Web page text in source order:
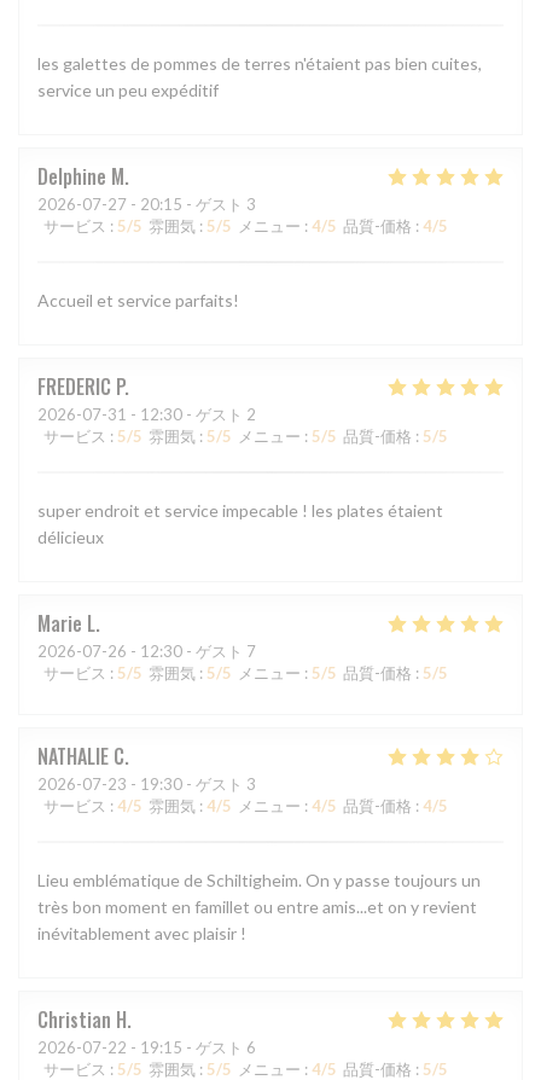
les galettes de pommes de terres n'étaient pas bien cuites,
service un peu expéditif
Delphine M
2026-07-27 - 20:15 - ゲスト 3
サービス : 5/5 雰囲気 : 5/5 メニュー : 4/5 品質-価格 : 4/5
Accueil et service parfaits!
FREDERIC P
2026-07-31 - 12:30 - ゲスト 2
サービス : 5/5 雰囲気 : 5/5 メニュー : 5/5 品質-価格 : 5/5
super endroit et service impecable ! les plates étaient
délicieux
Marie L
2026-07-26 - 12:30 - ゲスト 7
サービス : 5/5 雰囲気 : 5/5 メニュー : 5/5 品質-価格 : 5/5
NATHALIE C
2026-07-23 - 19:30 - ゲスト 3
サービス : 4/5 雰囲気 : 4/5 メニュー : 4/5 品質-価格 : 4/5
Lieu emblématique de Schiltigheim. On y passe toujours un
très bon moment en famillet ou entre amis...et on y revient
inévitablement avec plaisir !
Christian H
2026-07-22 - 19:15 - ゲスト 6
サービス : 5/5 雰囲気 : 5/5 メニュー : 4/5 品質-価格 : 5/5